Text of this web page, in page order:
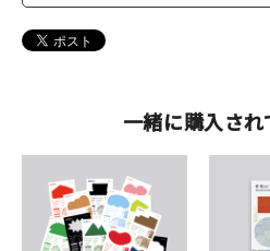
一緒に購入さ